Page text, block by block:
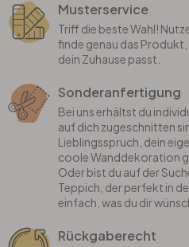
Musterservice
Triff die beste Wahl!
finde genau das Produkt,
dein Zuhause passt.
Sonderanfertigung
Bei uns erhältst du
auf dich zugeschnitten
Lieblingsspruch, dein
coole Wanddekoration
Oder bist du auf der
Teppich, der perfekt in
einfach, was du dir
Rückgaberecht